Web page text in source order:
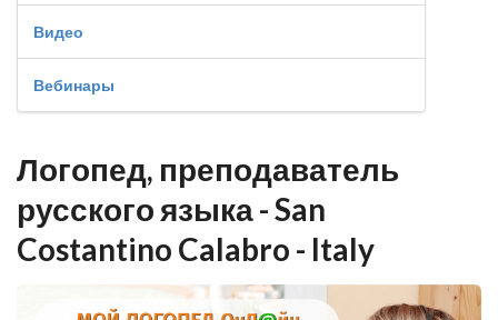
Видео
Вебинары
Логопед, преподаватель
русского языка - San
Costantino Calabro - Italy